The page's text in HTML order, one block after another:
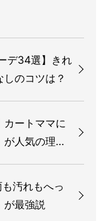
デ34選】きれ
のコツは？
カートママに
が人気の理
汚れもへっ
が最強説